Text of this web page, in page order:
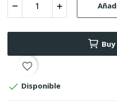
favorite_border
 Disponible